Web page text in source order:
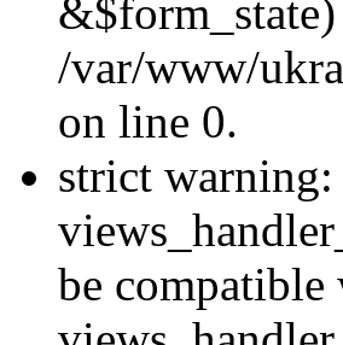
/var/www/
on line 0.
strict
be compatible